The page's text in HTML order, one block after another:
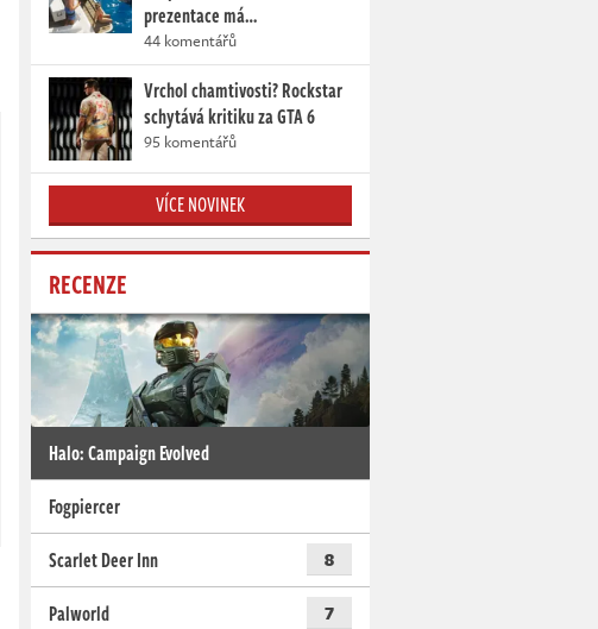
prezentace má…
44 komentářů
Vrchol chamtivosti? Rockstar
schytává kritiku za GTA 6
95 komentářů
VÍCE NOVINEK
RECENZE
Halo: Campaign Evolved
Fogpiercer
Scarlet Deer Inn
8
Palworld 7